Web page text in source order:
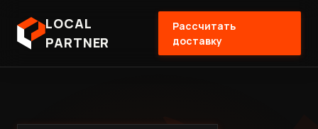
LOCAL
PARTNER
Рассчитать
доставку